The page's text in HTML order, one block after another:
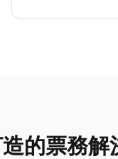
的票務解